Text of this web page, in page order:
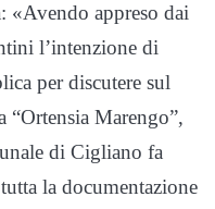
«Avendo appreso dai
l’intenzione di
per discutere sul
“Ortensia Marengo”,
di Cigliano fa
la documentazione